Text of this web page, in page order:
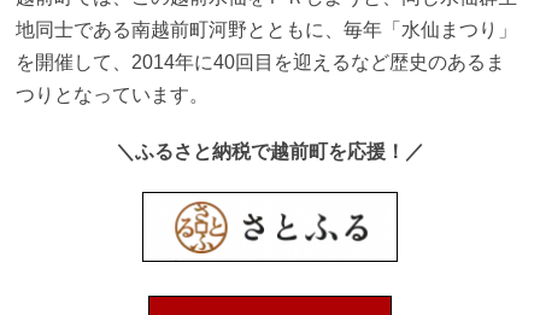
地同士である南越前町河野とともに、毎年「水仙まつり」
を開催して、2014年に40回目を迎えるなど歴史のあるま
つりとなっています。
＼ふるさと納税で越前町を応援！／